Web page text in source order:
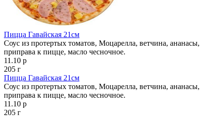
Пицца Гавайская 21см
Соус из протертых томатов, Моцарелла, ветчина, ананасы,
приправа к пицце, масло чесночное.
11.10 р
205 г
Пицца Гавайская 21см
Соус из протертых томатов, Моцарелла, ветчина, ананасы,
приправа к пицце, масло чесночное.
11.10 р
205 г